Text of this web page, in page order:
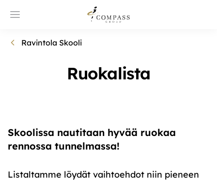
Ravintola Skooli
Ruokalista
Skoolissa nautitaan hyvää ruokaa
rennossa tunnelmassa!
Listaltamme löydät vaihtoehdot niin pieneen